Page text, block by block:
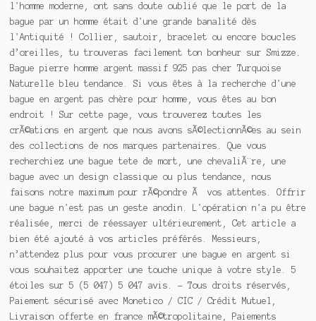
l'homme moderne, ont sans doute oublié que le port de la
bague par un homme était d'une grande banalité dès
l'Antiquité ! Collier, sautoir, bracelet ou encore boucles
d’oreilles, tu trouveras facilement ton bonheur sur Smizze.
Bague pierre homme argent massif 925 pas cher Turquoise
Naturelle bleu tendance. Si vous êtes à la recherche d'une
bague en argent pas chère pour homme, vous êtes au bon
endroit ! Sur cette page, vous trouverez toutes les
crÃ©ations en argent que nous avons sÃ©lectionnÃ©es au sein
des collections de nos marques partenaires. Que vous
recherchiez une bague tete de mort, une chevaliÃ¨re, une
bague avec un design classique ou plus tendance, nous
faisons notre maximum pour rÃ©pondre Ã vos attentes. Offrir
une bague n'est pas un geste anodin. L'opération n'a pu être
réalisée, merci de réessayer ultérieurement, Cet article a
bien été ajouté à vos articles préférés. Messieurs,
n’attendez plus pour vous procurer une bague en argent si
vous souhaitez apporter une touche unique à votre style. 5
étoiles sur 5 (5 047) 5 047 avis. - Tous droits réservés,
Paiement sécurisé avec Monetico / CIC / Crédit Mutuel,
Livraison offerte en france mÃ©tropolitaine, Paiements